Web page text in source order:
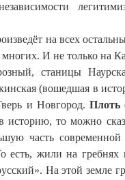
на всех
И не только на
станицы
(вошедшая в
и Новгород.Плоть
историю, то можно
часть
есть, жили на
На этой земле